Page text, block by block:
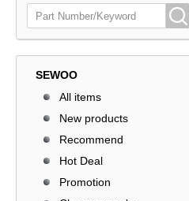
SEWOO
All items
New products
Recommend
Hot Deal
Promotion